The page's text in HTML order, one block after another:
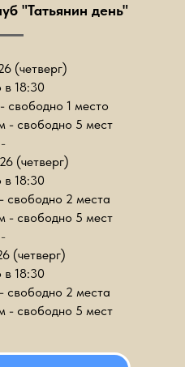
"Татьянин день"
(четверг)
в 18:30
свободно 1 место
- свободно 5 мест
-
(четверг)
в 18:30
свободно 2 места
- свободно 5 мест
-
(четверг)
в 18:30
свободно 2 места
- свободно 5 мест